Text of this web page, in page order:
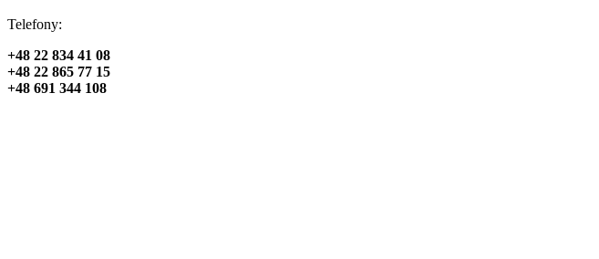
Telefony:
+48 22 834 41 08
+48 22 865 77 15
+48 691 344 108